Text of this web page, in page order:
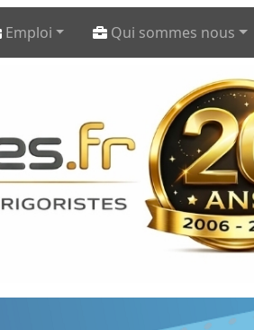
Emploi Qui sommes nous